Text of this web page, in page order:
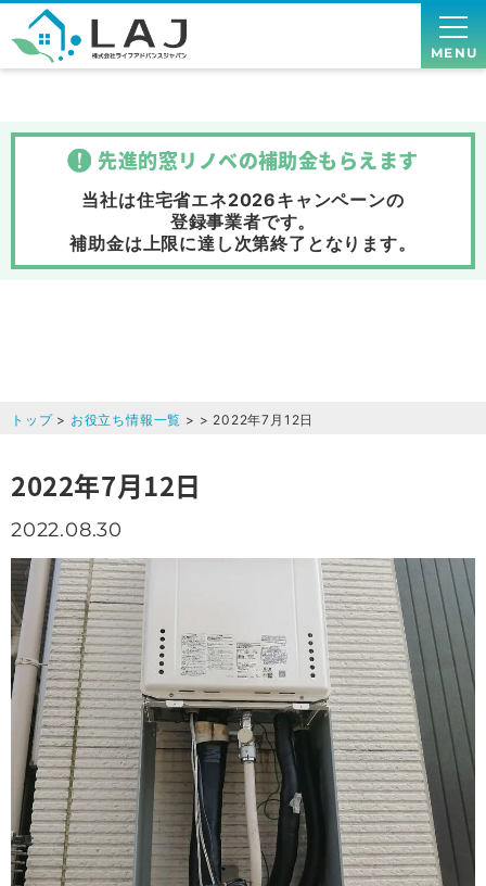
MENU
先進的窓リノベの補助金もらえます
当社は住宅省エネ2026キャンペーンの
登録事業者です。
補助金は上限に達し次第終了 となります。
トップ> お役立ち情報一覧 > > 2022年7月12日
2022年7月12日
2022.08.30